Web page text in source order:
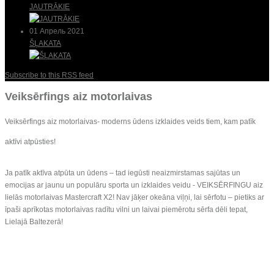
JAUTRĀKIE
01 Апрель 2021
ŠĻAKATA
Subscribe to this RSS feed
Veiksērfings aiz motorlaivas
Veiksērfings aiz motorlaivas- moderns ūdens izklaides veids tiem, kam patīk
aktīvi atpūsties!
Ja patīk aktīva atpūta un ūdens – tad iegūsti neaizmirstamas sajūtas un
emocijas ar jaunu un populāru sporta un izklaides veidu - VEIKSĒRFINGU aiz
lielās motorlaivas Mastercraft X2! Nav jāķer okeāna viļņi, lai sērfotu – pietiks ar
īpaši aprīkotas motorlaivas radītu vilni un laivai piemērotu sērfa dēli tepat,
Lielajā Baltezerā!